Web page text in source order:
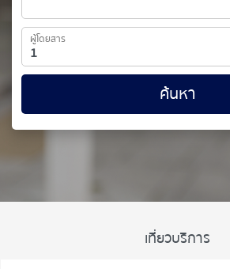
ผู้โดยสาร
ค้นหา
เที่ยวบริการ